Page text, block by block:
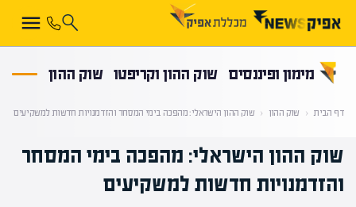
מימון ופיננסים שוק ההון וקריפטו שוק ההון
דף הבית ‹ שוק ההון ‹ שוק ההון הישראלי: מהפכה בימי המסחר והזדמנויות חדשות למשקיעים
שוק ההון הישראלי: מהפכה בימי המסחר
והזדמנויות חדשות למשקיעים